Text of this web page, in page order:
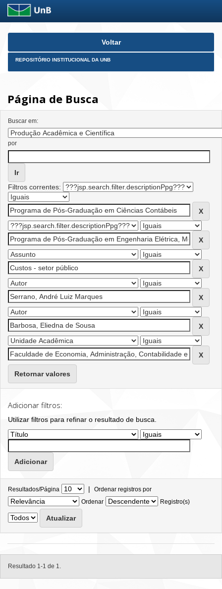
Skip
Voltar
REPOSITÓRIO INSTITUCIONAL DA UNB
Página de Busca
Buscar em:
por
Filtros correntes:
Retornar valores
Adicionar filtros:
Utilizar filtros para refinar o resultado de busca.
Resultados/Página | Ordenar registros por
Ordenar
Registro(s)
Resultado 1-1 de 1.